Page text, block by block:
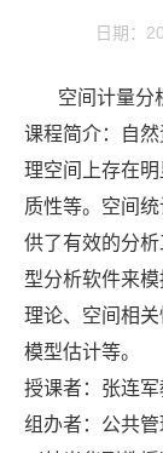
日期：
空间计量分
课程简介：自
理空间上存在
质性等。空间
供了有效的分
型分析软件来
理论、空间相
模型估计等。
授课者：张连
组办者：公共